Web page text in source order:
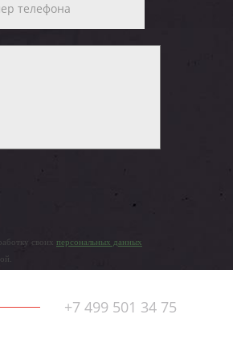
своих персональных данных
+7 499 501 34 75